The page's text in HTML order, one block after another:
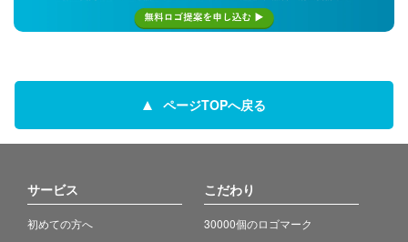
ページTOPへ戻る
サービス
初めての方へ
こだわり
30000個のロゴマーク